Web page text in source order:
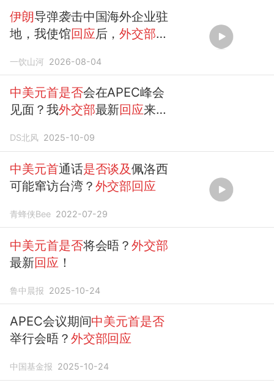
伊朗导弹袭击中国海外企业驻
地，我使馆回应后，外交部表
一饮山河 2026-08-04
中美元首是否会在APEC峰会
见面？我外交部最新回应来
DS北风 2025-10-09
中美元首通话是否谈及佩洛西
可能窜访台湾？ 外交部回应
青蜂侠Bee 2022-07-29
中美元首是否将会晤？外交部
最新回应 ！
鲁中晨报 2025-10-24
APEC会议期间中美元首是否
举行会晤？ 外交部回应
中国基金报 2025-10-24